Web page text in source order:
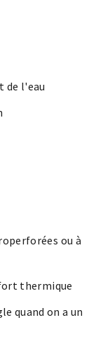
de l'eau
ou à
thermique
quand on a un